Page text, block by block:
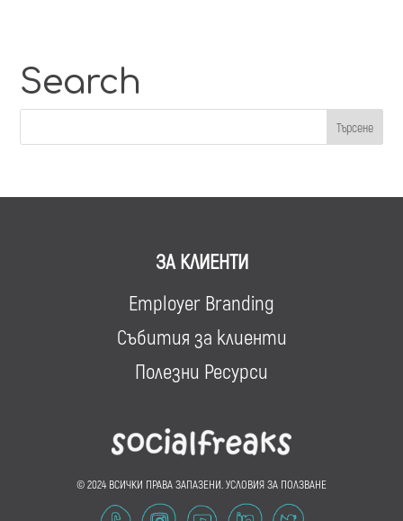
Search
ЗА КЛИЕНТИ
Employer Branding
Събития за клиенти
Полезни Ресурси
© 2024 ВСИЧКИ ПРАВА ЗАПАЗЕНИ. УСЛОВИЯ ЗА ПОЛЗВАНЕ